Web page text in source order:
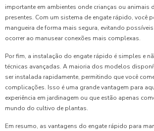
importante em ambientes onde crianças ou animais
presentes. Com um sistema de engate rápido, você
mangueira de forma mais segura, evitando
ocorrer ao manusear conexões mais complexas.
Por fim, a instalação do engate rápido é simples e
técnicas avançadas. A maioria dos modelos
ser instalada rapidamente, permitindo que você
complicações. Isso é uma grande vantagem para
experiência em jardinagem ou que estão apenas
mundo do cultivo de plantas.
Em resumo, as vantagens do engate rápido para